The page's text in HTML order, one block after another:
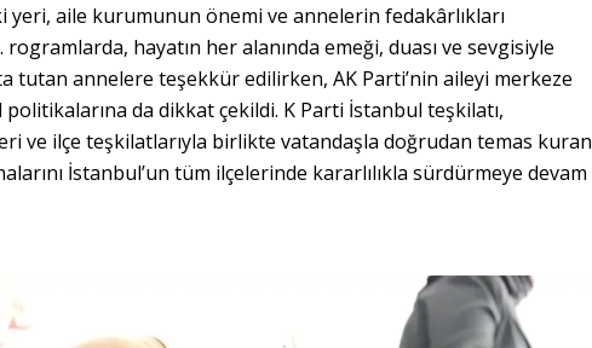
yeri, aile kurumunun önemi ve annelerin fedakârlıkları
rogramlarda, hayatın her alanında emeği, duası ve sevgisiyle
tutan annelere teşekkür edilirken, AK Parti’nin aileyi merkeze
politikalarına da dikkat çekildi. K Parti İstanbul teşkilatı,
ve ilçe teşkilatlarıyla birlikte vatandaşla doğrudan temas kuran
İstanbul’un tüm ilçelerinde kararlılıkla sürdürmeye devam